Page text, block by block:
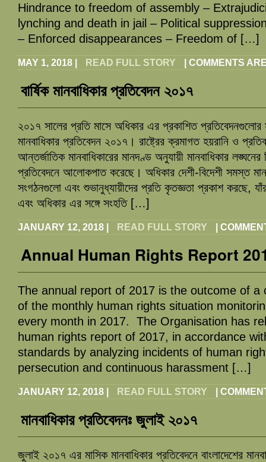
Hindrance to freedom of assembly –
lynching and death in jail – Political
– Enforced disappearances – Freedom of […]
MAY 1, 2018 READ FULL STORY COMMENTS
বার্ষিক মানবাধিকার প্রতিবেদন ২০১৭
২০১৭ সালের প্রতি মাসে অধিকার এর প্রকাশিত প্রতিবেদনগুলোর
মানবাধিকার প্রতিবেদন ২০১৭। রাষ্ট্রের ক্রমাগত হয়রানি ও
আন্তর্জাতিক মানবাধিকারের মানদণ্ড অনুযায়ী মানবাধিকার
প্রতিবেদনে আলোকপাত করেছে। অধিকার দেশী-বিদেশী সমস্ত
সংগঠনগুলো এবং শুভানুধ্যায়ীদের প্রতি কৃতজ্ঞতা প্রকাশ করছে,
এবং অধিকার এর সঙ্গে সংহতি […]
JANUARY 12, 2018 READ FULL STORY
Annual Human Rights Report
The annual report of 2017 is the outcome of a
of the monthly human rights situation
every month in 2017. The Organisation has
human rights report of 2017, in accordance
standards by analyzing incidents of human
persecution and continuous harassment […]
JANUARY 12, 2018 READ FULL STORY
মানবাধিকার প্রতিবেদনঃ জুলাই ২০১৭
জুলাই ২০১৭ এর মাসিক মানবাধিকার প্রতিবেদনে বাংলাদেশের